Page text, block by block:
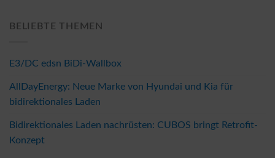
BELIEBTE THEMEN
E3/DC edsn BiDi-Wallbox
AllDayEnergy: Neue Marke von Hyundai und Kia für
bidirektionales Laden
Bidirektionales Laden nachrüsten: CUBOS bringt Retrofit-
Konzept